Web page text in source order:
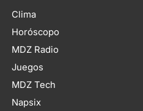
Clima
Horóscopo
MDZ Radio
Juegos
MDZ Tech
Napsix